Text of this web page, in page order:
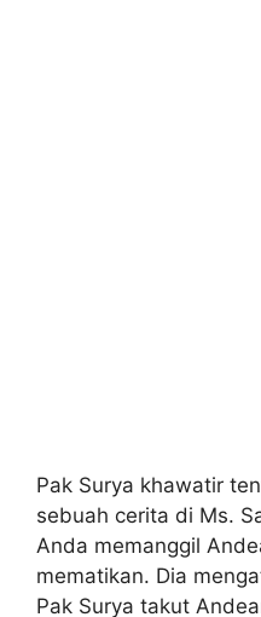
Pak Surya khawatir
sebuah cerita di Ms.
Anda memanggil
mematikan. Dia
Pak Surya takut